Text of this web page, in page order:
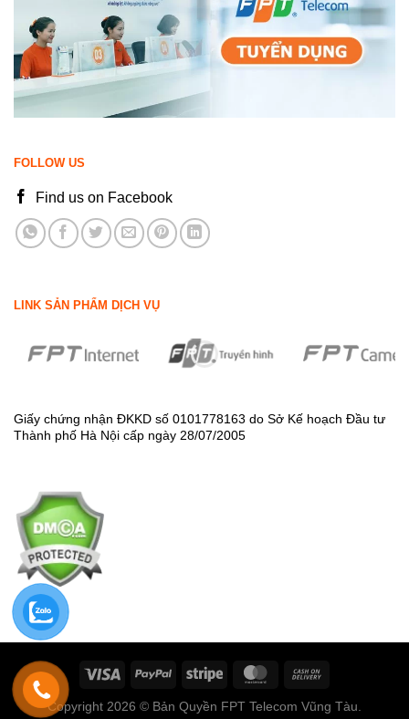
FOLLOW US
Find us on Facebook
LINK SẢN PHẨM DỊCH VỤ
Giấy chứng nhận ĐKKD số 0101778163 do Sở Kế hoạch Đầu tư
Thành phố Hà Nội cấp ngày 28/07/2005
Copyright 2026 © Bản Quyền FPT Telecom Vũng Tàu.